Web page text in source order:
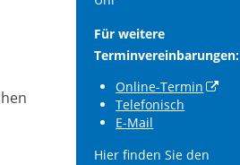
Für weitere
Terminvereinbarungen:
Online-Termin
Telefonisch
E-Mail
Hier finden Sie den